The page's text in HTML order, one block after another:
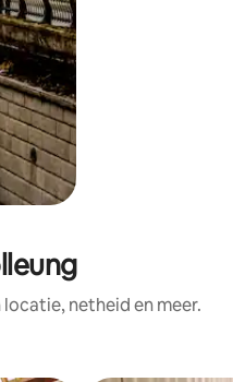
netheid en meer.